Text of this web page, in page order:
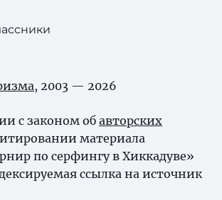
, 2003 — 2026
с законом об авторских
материала
по серфингу в Хиккадуве»
ссылка на источник